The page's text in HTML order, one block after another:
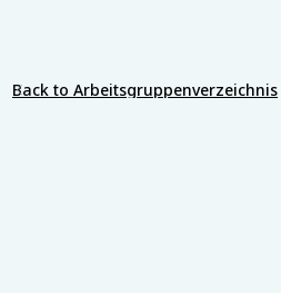
Back to Arbeitsgruppenverzeichnis